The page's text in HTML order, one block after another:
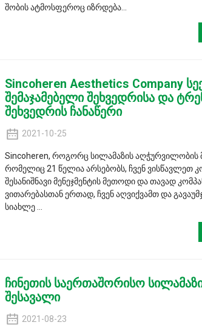
შობის ატმოსფეროც იზრდება...
Sincoheren Aesthetics Company
შემაჯამებელი შეხვედრისა და
შეხვედრის ჩანაწერი
2021-10-25
Sincoheren, როგორც სილამაზის აღჭურვილობის
რომელიც 21 წელია არსებობს, ჩვენ ვისწავლეთ
შესანიშნავი მენეჯმენტის მეთოდი და თავად
ვითარებასთან ერთად, ჩვენ აღვიქვამთ და
სიახლე ...
ჩინეთის საერთაშორისო
შესავალი
2021-08-23